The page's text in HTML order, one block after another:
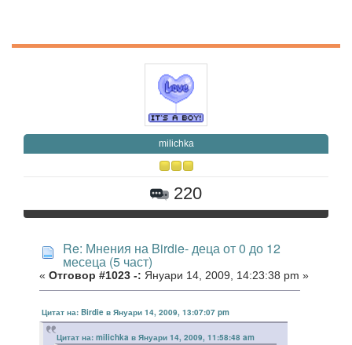
milichka
220
Re: Мнения на Birdie- деца от 0 до 12
месеца (5 част)
« Отговор #1023 -: Януари 14, 2009, 14:23:38 pm »
Цитат на: Birdie в Януари 14, 2009, 13:07:07 pm
Цитат на: milichka в Януари 14, 2009, 11:58:48 am